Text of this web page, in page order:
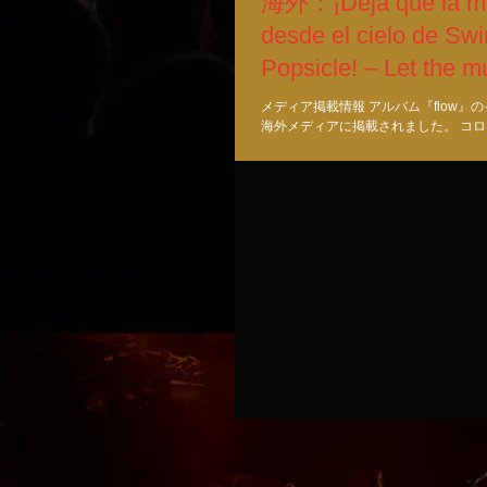
desde el cielo de
Popsicle! – Let the
from Popsi’s
メディア掲載情報 アルバム『flow』
海外メディアに掲載されました。 コ
います。最初にスペイン語、続いて